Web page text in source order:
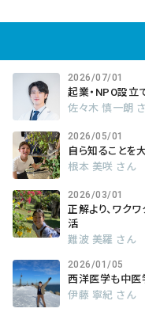
2026/07/01
起業・NPO設立
佐々木 慎一朗
2026/05/01
自ら知ることを
根本 美咲 さん
2026/03/01
正解より、ワク
活
難波 美羅 さん
2026/01/05
西洋医学も中医
伊藤 寧紀 さん